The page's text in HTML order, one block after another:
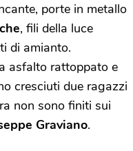
porte in metallo
, fili della luce
di amianto.
asfalto rattoppato e
cresciuti due ragazzi
non sono finiti sui
Graviano.